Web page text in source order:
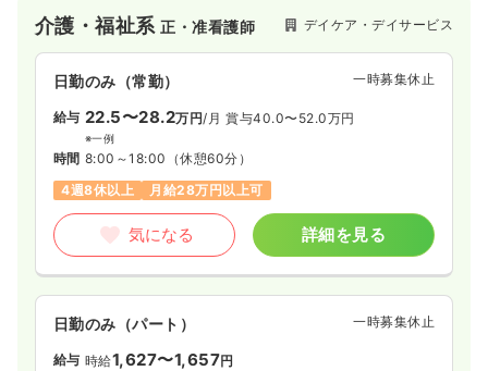
介護・福祉系正・准看護師 デイケア・デイサービス
日勤のみ（常勤） 一時募集休止
給与 22.5〜28.2万円/月 賞与40.0〜52.0万円
※一例
時間 8:00～18:00 （休憩60分）
4週8休以上
月給28万円以上可
気になる 詳細を見る
日勤のみ（パート） 一時募集休止
給与 時給1,627〜1,657円